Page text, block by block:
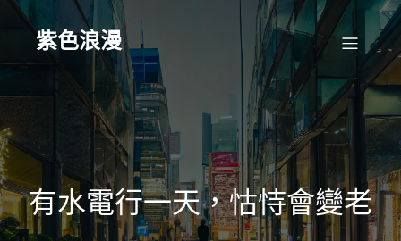
Skip
content紫色浪漫
有水電行一天，怙恃會變老